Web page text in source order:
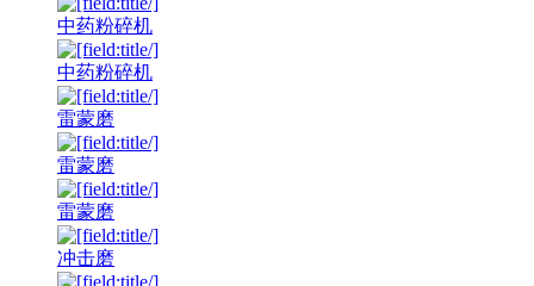
中药粉碎机
中药粉碎机
雷蒙磨
雷蒙磨
雷蒙磨
冲击磨